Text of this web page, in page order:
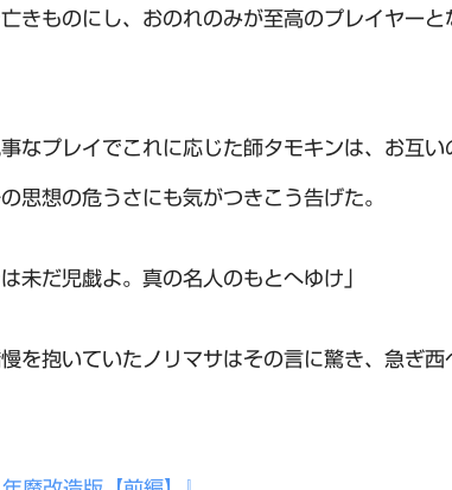
きものにし、おのれのみが至高のプレイヤーと
なプレイでこれに応じた師タモキンは、お互い
思想の危うさにも気がつきこう告げた。
未だ児戯よ。真の名人のもとへゆけ」
を抱いていたノリマサはその言に驚き、急ぎ西